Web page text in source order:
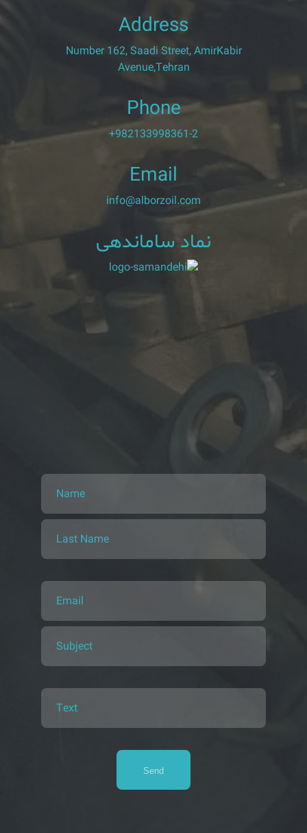
Address
Number 162, Saadi Street, AmirKabir
Avenue,Tehran
Phone
+982133998361-2
Email
info@alborzoil.com
نماد ساماندهی
Name
Last Name
Email
Subject
Text
Send